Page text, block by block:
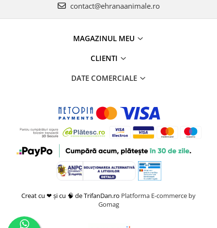
contact@ehranaanimale.ro
MAGAZINUL MEU
CLIENTI
DATE COMERCIALE
Creat cu ❤ și cu 🧠 de TrifanDan.ro Platforma E-commerce by
Gomag